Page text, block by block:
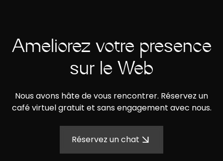
Améliorez votre présence
sur le Web
Nous avons hâte de vous rencontrer. Réservez un
café virtuel gratuit et sans engagement avec nous.
Réservez un chat